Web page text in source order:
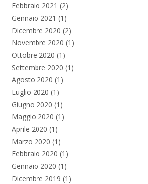
Febbraio 2021 (2)
Gennaio 2021 (1)
Dicembre 2020 (2)
Novembre 2020 (1)
Ottobre 2020 (1)
Settembre 2020 (1)
Agosto 2020 (1)
Luglio 2020 (1)
Giugno 2020 (1)
Maggio 2020 (1)
Aprile 2020 (1)
Marzo 2020 (1)
Febbraio 2020 (1)
Gennaio 2020 (1)
Dicembre 2019 (1)